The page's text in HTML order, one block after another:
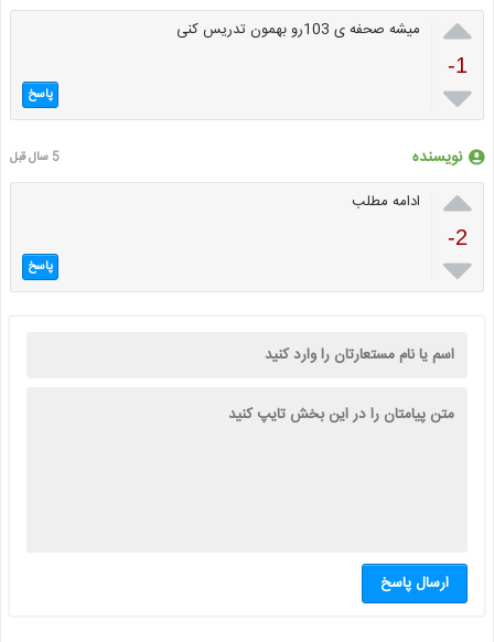

-1

میشه صحفه ی 103رو بهمون تدریس کنی
پاسخ
نویسنده 5 سال قبل

-2

ادامه مطلب
پاسخ
ارسال پاسخ